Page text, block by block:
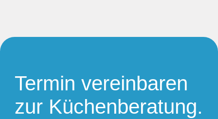
Termin vereinbaren
zur Küchenberatung.